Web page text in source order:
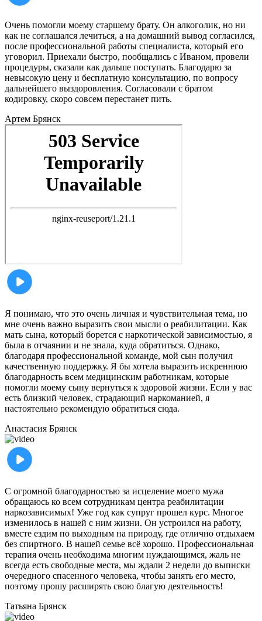
Очень помогли моему старшему брату. Он алкоголик, но ни
как не соглашался лечиться, а на домашний вывод согласился,
после профессиональной работы специалиста, который его
уговорил. Приехали быстро, пообщались с Иваном, провели
процедуры, сказали как дальше поступать. Благодарю за
невысокую цену и бесплатную консультацию, по вопросу
дальнейшего выздоровления. Согласовали с братом
кодировку, скоро совсем перестанет пить.
Артем Брянск
Я понимаю, что это очень личная и чувствительная тема, но
мне очень важно выразить свои мысли о реабилитации. Как
мать сына, который борется с наркотической зависимостью, я
была в отчаянии и не знала, куда обратиться. Однако,
благодаря профессиональной команде, мой сын получил
качественную поддержку. Я бы хотела выразить искреннюю
благодарность всем медицинским работникам, которые
помогли моему сыну вернуться к здоровой жизни. Если у вас
есть близкий человек, страдающий наркоманией, я
настоятельно рекомендую обратиться сюда.
Анастасия Брянск
С огромной благодарностью за исцеление моего мужа
обращаюсь ко всем сотрудникам центра реабилитации
наркозависимых! Уже год как супруг прошел курс. Многое
изменилось в нашей с ним жизни. Он устроился на работу,
вместе ездим по выходным на природу, где отлично отдыхаем
без спиртного. В нашей семье всё хорошо. Профессиональная
терапия очень необходима многим нуждающимся, жаль не
всегда есть свободные места, мы ждали 2 недели до выписки
очередного спасенного человека, чтобы занять его место,
поэтому прошу расширять свою благую деятельность!
Татьяна Брянск